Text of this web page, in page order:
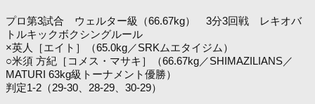
プロ第3試合 ウェルター級（66.67kg） 3分3回戦 レキオバ
トルキックボクシングルール
×英人［エイト］（65.0kg／SRKムエタイジム）
○米須 方紀［コメス・マサキ］（66.67kg／SHIMAZILIANS／
MATURI 63kg級トーナメント優勝）
判定1-2（29-30、28-29、30-29）